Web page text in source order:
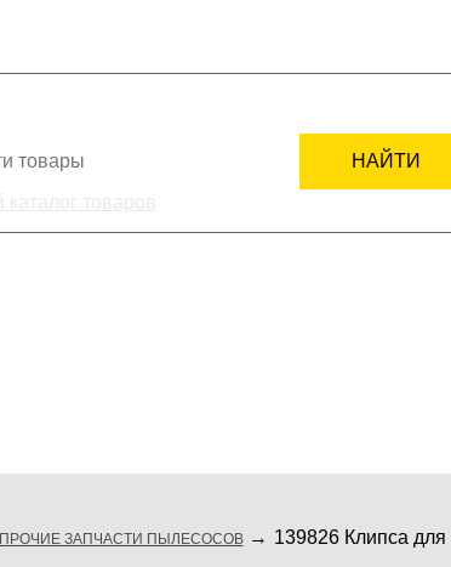
НАЙТИ
ПРОЧИЕ ЗАПЧАСТИ ПЫЛЕСОСОВ 139826 Клипса